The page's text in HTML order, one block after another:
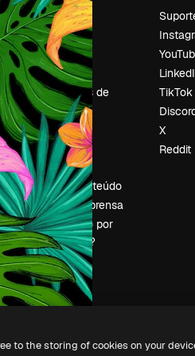
Preços
Sobre nós
Reviews
Emprego
Tendências de
pesquisa
Blog
Eventos
Slidesgo
Vender conteúdo
Sala de imprensa
Procurando por
magnific.ai?
TikTok
X
Reddit
to the storing of cookies on your